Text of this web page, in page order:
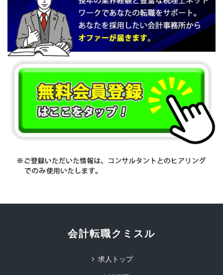
会計転職クミスル
求人トップ